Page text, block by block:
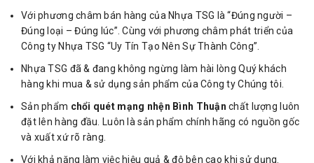
Với phương châm bán hàng của Nhựa TSG là “Đúng người –
Đúng loại – Đúng lúc”. Cùng với phương châm phát triển của
Công ty Nhựa TSG “Uy Tín Tạo Nên Sự Thành Công”.
Nhựa TSG đã & đang không ngừng làm hài lòng Quý khách
hàng khi mua & sử dụng sản phẩm của Công ty Chúng tôi.
Sản phẩm chổi quét mạng nhện Bình Thuận chất lượng luôn
đặt lên hàng đầu. Luôn là sản phẩm chính hãng có nguồn gốc
và xuất xứ rõ ràng.
Với khả năng làm việc hiệu quả & độ bên cao khi sử dụng.